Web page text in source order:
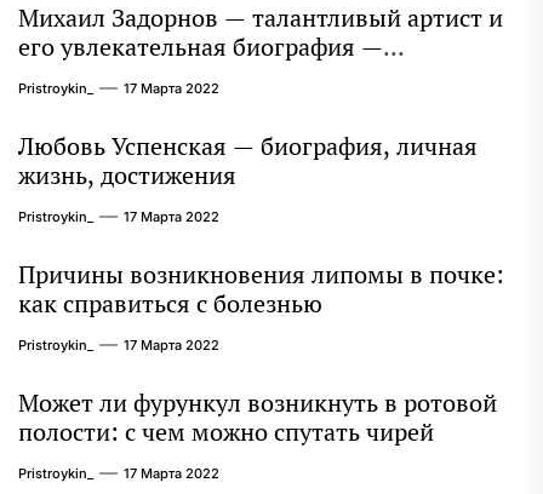
Михаил Задорнов — талантливый артист и
его увлекательная биография —
выдающиеся достижения, известность и
интересные факты из личной жизни!
Pristroykin_ 17 Марта 2022
Любовь Успенская — биография, личная
жизнь, достижения
Pristroykin_ 17 Марта 2022
Причины возникновения липомы в почке:
как справиться с болезнью
Pristroykin_ 17 Марта 2022
Может ли фурункул возникнуть в ротовой
полости: с чем можно спутать чирей
Pristroykin_ 17 Марта 2022